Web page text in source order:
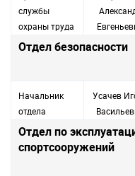
службы
охраны труда
Отдел безопасности
Начальник
отдела
Усачев
Отдел по
спортсооружений